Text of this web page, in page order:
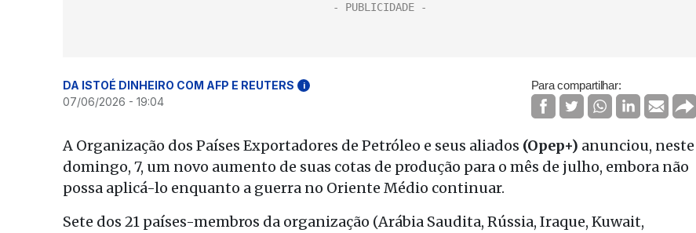
DA ISTOÉ DINHEIRO COM AFP E REUTERS i
07/06/2026 - 19:04
Para compartilhar:
A Organização dos Países Exportadores de Petróleo e seus aliados (Opep+) anunciou, neste
domingo, 7, um novo aumento de suas cotas de produção para o mês de julho, embora não
possa aplicá-lo enquanto a guerra no Oriente Médio continuar.
Sete dos 21 países-membros da organização (Arábia Saudita, Rússia, Iraque, Kuwait,